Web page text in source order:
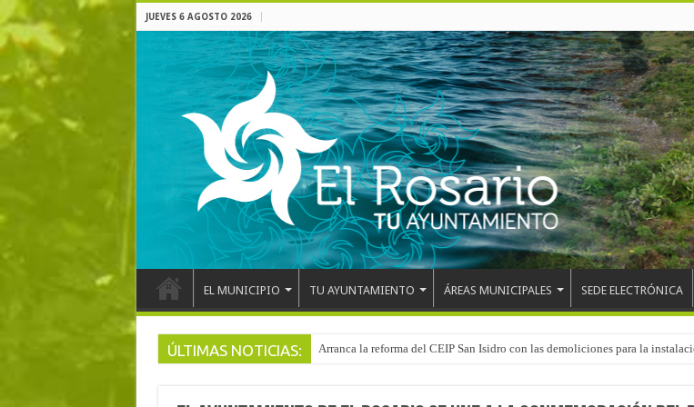
JUEVES 6 AGOSTO 2026
EL MUNICIPIO TU AYUNTAMIENTO ÁREAS MUNICIPALES SEDE ELECTRÓNICA
ÚLTIMAS NOTICIAS: El pentacampeón del mundo, Maikel Melero, en el Freestyle Zombies de La